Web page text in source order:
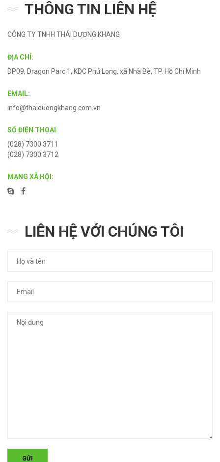
THÔNG TIN LIÊN HỆ
CÔNG TY TNHH THÁI DƯƠNG KHANG
ĐỊA CHỈ:
DP09, Dragon Parc 1, KDC Phú Long, xã Nhà Bè, TP. Hồ Chí Minh
EMAIL:
info@thaiduongkhang.com.vn
SỐ ĐIỆN THOẠI
(028) 7300 3711
(028) 7300 3712
MẠNG XÃ HỘI:
LIÊN HỆ VỚI CHÚNG TÔI